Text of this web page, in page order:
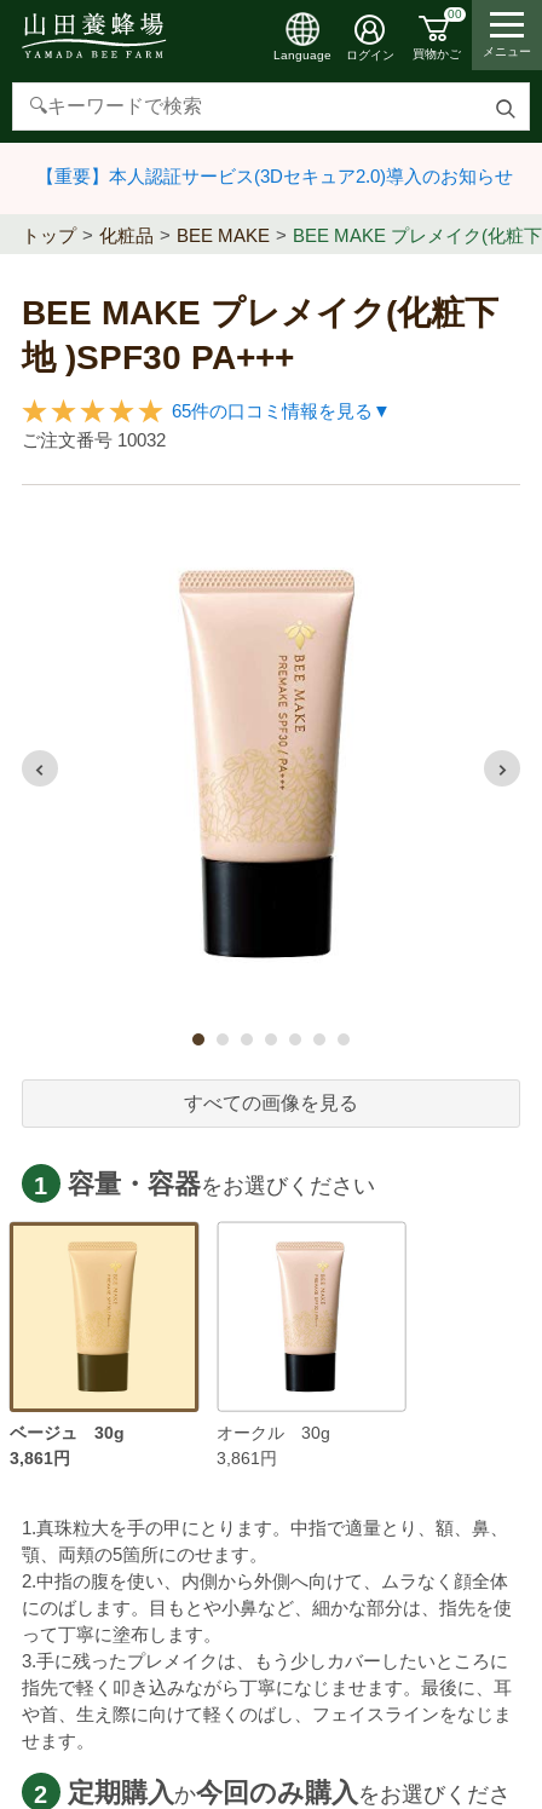
検
す
Language ログイン
00
買物かご メニュー
【重要】本人認証サービス(3Dセキュア2.0)導入のお知らせ
トップ 化粧品 BEE MAKE BEE MAKE プレメイク(化粧
BEE MAKE プレメイク(化粧下
地 )SPF30 PA+++
65件の口コミ情報を見る▼
ご注文番号 10032
すべての画像を見る
1 容量・容器をお選びください
ベージュ 30g
3,861円
オークル 30g
3,861円
1.真珠粒大を手の甲にとります。中指で適量とり、額、鼻、
顎、両頬の5箇所にのせます。
2.中指の腹を使い、内側から外側へ向けて、ムラなく顔全体
にのばします。目もとや小鼻など、細かな部分は、指先を使
って丁寧に塗布します。
3.手に残ったプレメイクは、もう少しカバーしたいところに
指先で軽く叩き込みながら丁寧になじませます。最後に、耳
や首、生え際に向けて軽くのばし、フェイスラインをなじま
せます。
2 定期購入 か今回のみ購入 をお選びくださ